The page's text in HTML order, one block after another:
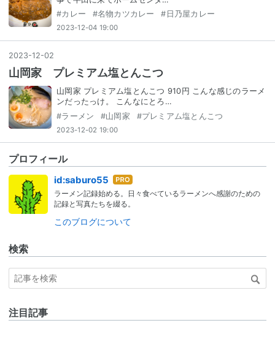
#カレー #名物カツカレー # 日乃屋カレー
2023-12-04 19:00
2023-12-02
山岡家 プレミアム塩とんこつ
山岡家 プレミアム塩とんこつ 910円 こんな感じのラーメ
ンだったっけ。 こんなにとろ…
#ラーメン #山岡家 #プレミアム塩とんこつ
2023-12-02 19:00
プロフィール
id:saburo55 はて
なブ
ログ
ラーメン記録始める。日々食べているラーメンへ感謝のための
記録と写真たちを綴る。
このブログについて
検索
注目記事